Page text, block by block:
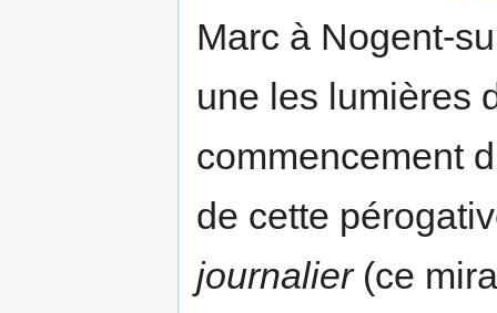
Marc à Nogent-
une les lumières
commencement
de cette
journalier(ce